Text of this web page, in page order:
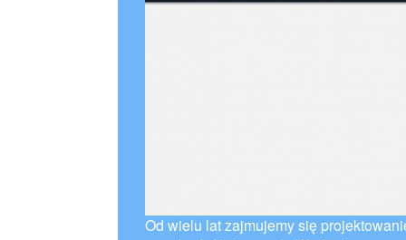
Od wielu lat zajmujemy się